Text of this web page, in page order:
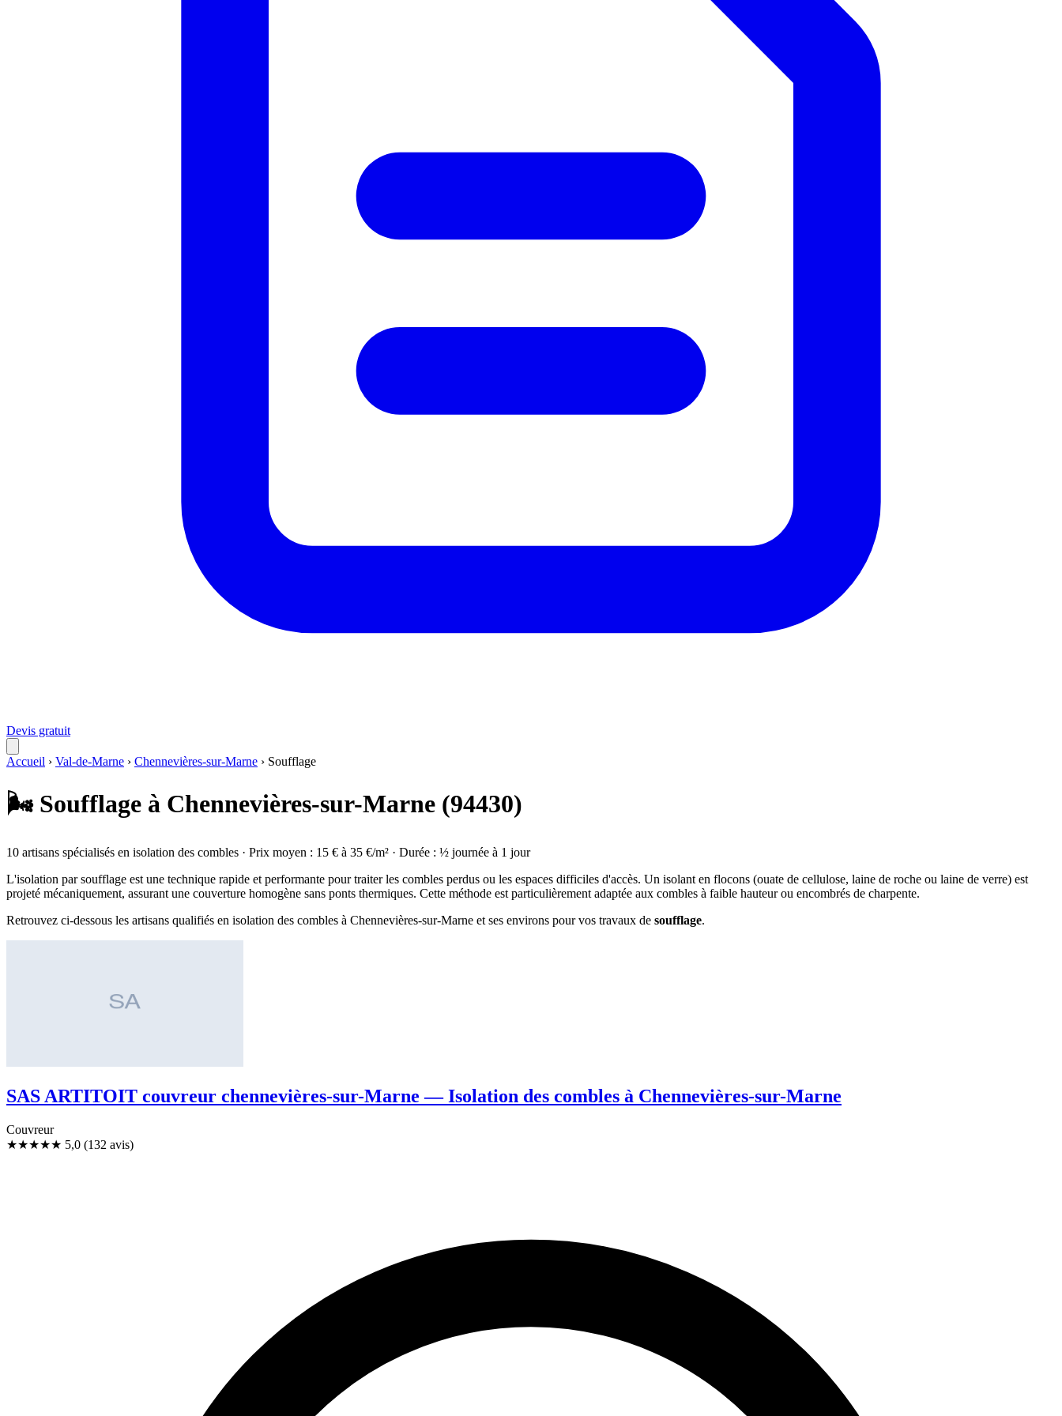
Devis gratuit
Accueil › Val-de-Marne › Chennevières-sur-Marne › Soufflage
🌬️ Soufflage à Chennevières-sur-Marne (94430)
10 artisans spécialisés en isolation des combles · Prix moyen : 15 € à 35 €/m² · Durée : ½ journée à 1 jour
L'isolation par soufflage est une technique rapide et performante pour traiter les combles perdus ou les espaces difficiles d'accès. Un isolant en flocons (ouate de cellulose, laine de roche ou laine de verre) est
projeté mécaniquement, assurant une couverture homogène sans ponts thermiques. Cette méthode est particulièrement adaptée aux combles à faible hauteur ou encombrés de charpente.
Retrouvez ci-dessous les artisans qualifiés en isolation des combles à Chennevières-sur-Marne et ses environs pour vos travaux de soufflage.
SAS ARTITOIT couvreur chennevières-sur-Marne — Isolation des combles à Chennevières-sur-Marne
Couvreur
★★★★★ 5,0 (132 avis)